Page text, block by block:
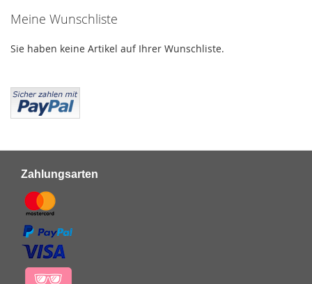
die
Meine Wunschliste
Sie haben keine Artikel auf Ihrer Wunschliste.
Zahlungsarten